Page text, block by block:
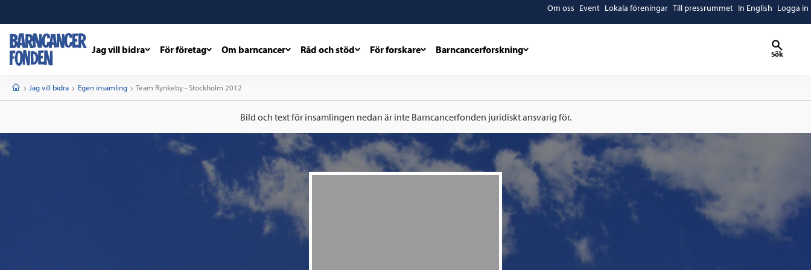
Om oss Event Lokala föreningar Till pressrummet In English Logga in
Jag vill bidra För företag Om barncancer Råd och stöd För forskare Barncancerforskning Sök
StartJag vill bidra Egen insamling Current:
Team Rynkeby - Stockholm 2012
Bild och text för insamlingen nedan är inte Barncancerfonden juridiskt ansvarig för.